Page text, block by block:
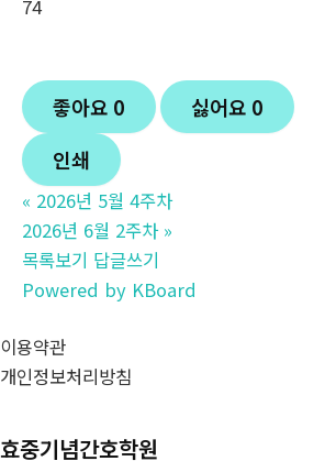
74
좋아요 0 싫어요 0
인쇄
« 2026년 5월 4주차
2026년 6월 2주차 »
목록보기 답글쓰기
Powered by KBoard
이용약관
개인정보처리방침
효중기념간호학원